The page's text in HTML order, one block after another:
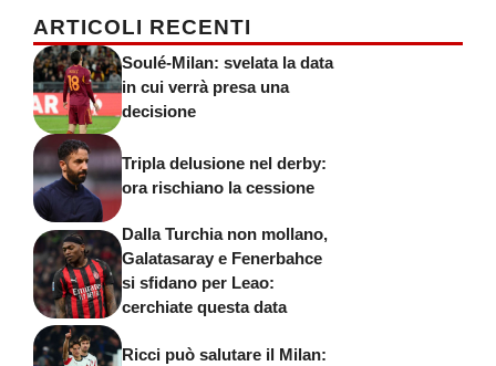
ARTICOLI RECENTI
Soulé-Milan: svelata la data
in cui verrà presa una
decisione
Tripla delusione nel derby:
ora rischiano la cessione
Dalla Turchia non mollano,
Galatasaray e Fenerbahce
si sfidano per Leao:
cerchiate questa data
Ricci può salutare il Milan: